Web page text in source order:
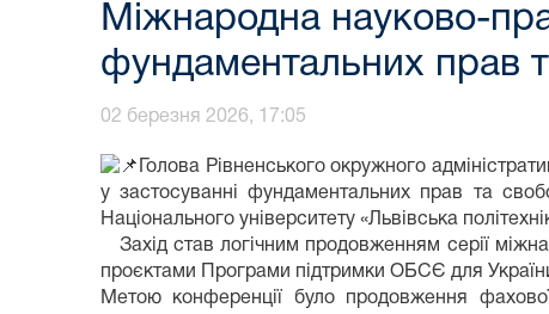
Міжнародна науково-
фундаментальних прав
02 березня 2026, 17:05
Голова Рівненського окружного
у застосуванні фундаментальних прав та
Національного університету «Львівська
Захід став логічним продовженням серії
проєктами Програми підтримки ОБСЄ для
Метою конференції було продовження